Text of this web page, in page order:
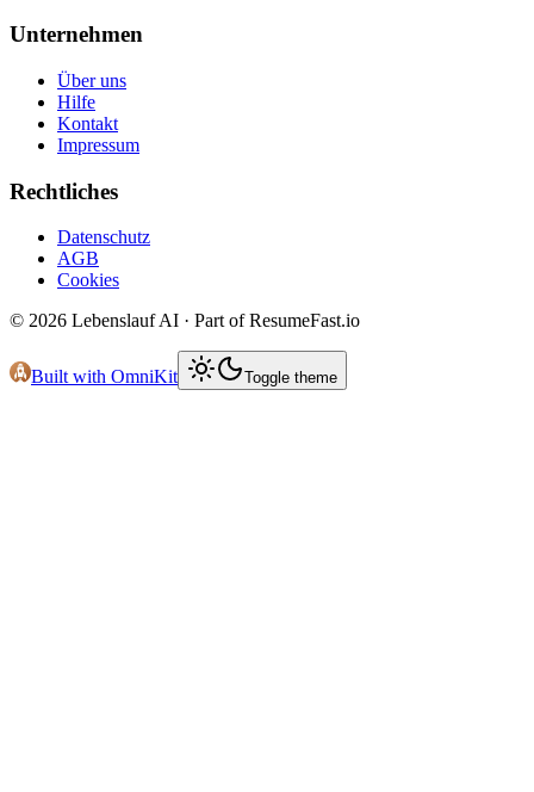
Unternehmen
Über uns
Hilfe
Kontakt
Impressum
Rechtliches
Datenschutz
AGB
Cookies
© 2026 Lebenslauf AI · Part of ResumeFast.io
Built with OmniKit Toggle theme